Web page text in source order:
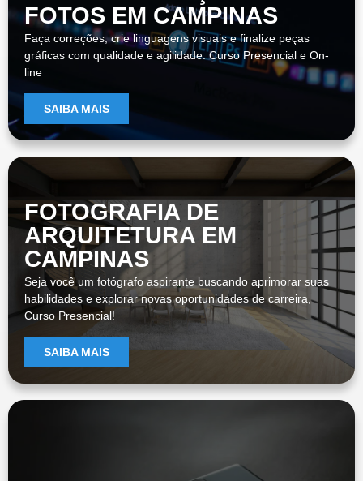
FOTOS EM CAMPINAS
Faça correções, crie linguagens visuais e finalize peças
gráficas com qualidade e agilidade. Curso Presencial e On-
line
SAIBA MAIS
FOTOGRAFIA DE
ARQUITETURA EM
CAMPINAS
Seja você um fotógrafo aspirante buscando aprimorar suas
habilidades e explorar novas oportunidades de carreira,
Curso Presencial!
SAIBA MAIS